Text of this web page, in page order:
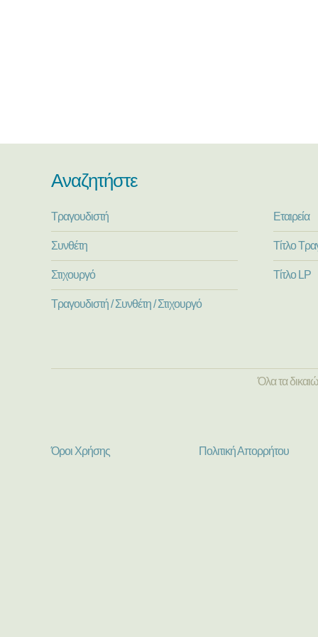
Αναζητήστε
Τραγουδιστή
Συνθέτη
Στιχουργό
Τραγουδιστή / Συνθέτη / Στιχουργό
Εταιρεία
Τίτλο
Τίτλο LP
Όλα τα
Όροι Χρήσης Πολιτική Απορρήτου